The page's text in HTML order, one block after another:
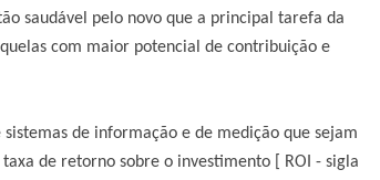
saudável pelo novo que a principal tarefa da
com maior potencial de contribuição e
de informação e de medição que sejam
de retorno sobre o investimento [ ROI - sigla